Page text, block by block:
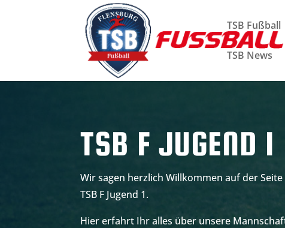
TSB Fußball
TSB News
TSB F JUGEND I
Wir sagen herzlich Willkommen auf der
TSB F Jugend 1.
Hier erfahrt Ihr alles über unsere